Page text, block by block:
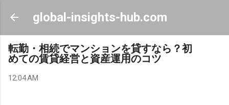
Skip to main content
global-insights-hub.com
転勤・相続でマンションを貸すなら？初
めての賃貸経営と資産運用のコツ
12:04 AM